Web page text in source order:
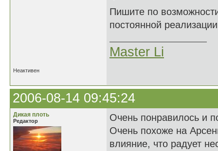
Пишите по
постоянной
Master Li
Неактивен
2006-08-14 09:45:24
Дикая плоть
Редактор
Очень понравилось и
Очень похоже на
влияние, что радует